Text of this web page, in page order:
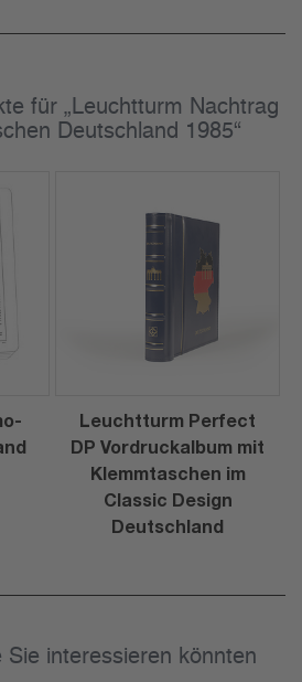
für „Leuchtturm Nachtrag
Deutschland 1985“
Leuchtturm Perfect
DP Vordruckalbum mit
Klemmtaschen im
Classic Design
Deutschland
Sie interessieren könnten